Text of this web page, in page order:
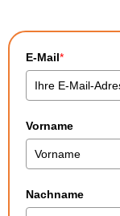
E-Mail*
Vorname
Nachname